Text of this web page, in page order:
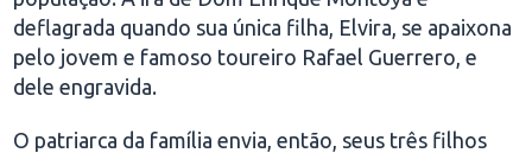
deflagrada quando sua única filha, Elvira, se apaixona
pelo jovem e famoso toureiro Rafael Guerrero, e
dele engravida.
O patriarca da família envia, então, seus três filhos